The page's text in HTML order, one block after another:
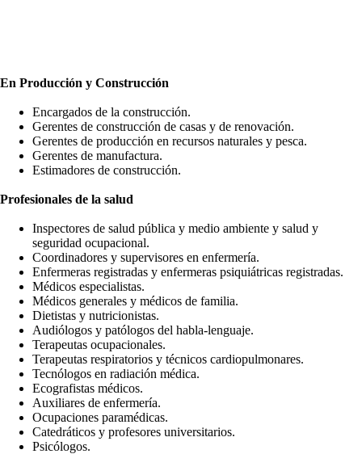
En Producción y Construcción
Encargados de la construcción.
Gerentes de construcción de casas y de renovación.
Gerentes de producción en recursos naturales y pesca.
Gerentes de manufactura.
Estimadores de construcción.
Profesionales de la salud
Inspectores de salud pública y medio ambiente y salud y
seguridad ocupacional.
Coordinadores y supervisores en enfermería.
Enfermeras registradas y enfermeras psiquiátricas registradas.
Médicos especialistas.
Médicos generales y médicos de familia.
Dietistas y nutricionistas.
Audiólogos y patólogos del habla-lenguaje.
Terapeutas ocupacionales.
Terapeutas respiratorios y técnicos cardiopulmonares.
Tecnólogos en radiación médica.
Ecografistas médicos.
Auxiliares de enfermería.
Ocupaciones paramédicas.
Catedráticos y profesores universitarios.
Psicólogos.